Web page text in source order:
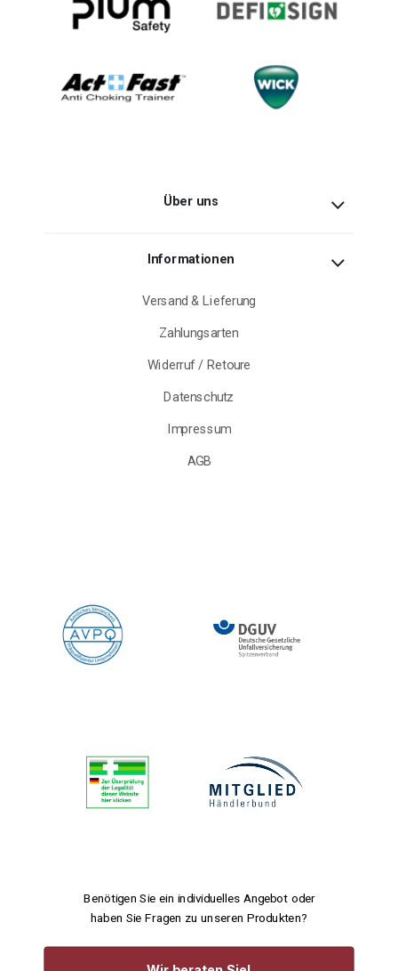
Über uns
Informationen
Versand & Lieferung
Zahlungsarten
Widerruf / Retoure
Datenschutz
Impressum
AGB
Benötigen Sie ein individuelles Angebot oder
haben Sie Fragen zu unseren Produkten?